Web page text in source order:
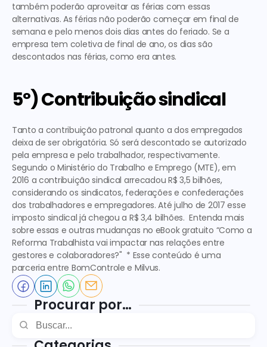
também poderão aproveitar as férias com essas
alternativas. As férias não poderão começar em final de
semana e pelo menos dois dias antes do feriado. Se a
empresa tem coletiva de final de ano, os dias são
descontados nas férias, como era antes.
5º) Contribuição sindical
Tanto a contribuição patronal quanto a dos empregados
deixa de ser obrigatória. Só será descontado se autorizado
pela empresa e pelo trabalhador, respectivamente.
Segundo o Ministério do Trabalho e Emprego (MTE), em
2016 a contribuição sindical arrecadou R$ 3,5 bilhões,
considerando os sindicatos, federações e confederações
dos trabalhadores e empregadores. Até julho de 2017 esse
imposto sindical já chegou a R$ 3,4 bilhões.  Entenda mais
sobre essas e outras mudanças no eBook gratuito “Como a
Reforma Trabalhista vai impactar nas relações entre
gestores e colaboradores?" * Esse conteúdo é uma
parceria entre BomControle e Milvus.
Procurar por…